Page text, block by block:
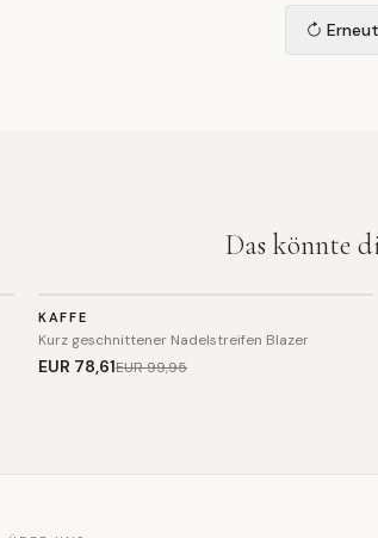
Das könnte
SALE
KAFFE
Kurz geschnittener Nadelstreifen Blazer
EUR 78,61EUR 99,95